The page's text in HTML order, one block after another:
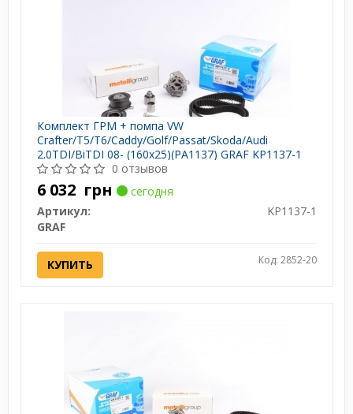
Комплект ГРМ + помпа VW
Crafter/T5/T6/Caddy/Golf/Passat/Skoda/Audi
2.0TDI/BiTDI 08- (160х25)(PA1137) GRAF KP1137-1
0 отзывов
6 032 грн
сегодня
Артикул:
KP1137-1
GRAF
КУПИТЬ Код: 2852-20